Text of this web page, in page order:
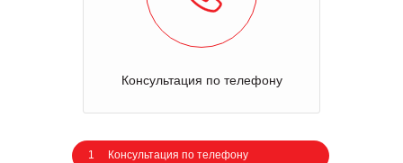
Консультация по телефону
1 Консультация по телефону